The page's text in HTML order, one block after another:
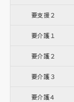
要支援２
要介護１
要介護２
要介護３
要介護４